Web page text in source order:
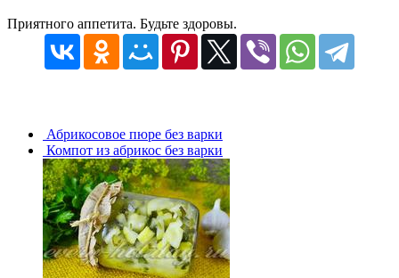
Приятного аппетита. Будьте здоровы.
Абрикосовое пюре без варки
Компот из абрикос без варки